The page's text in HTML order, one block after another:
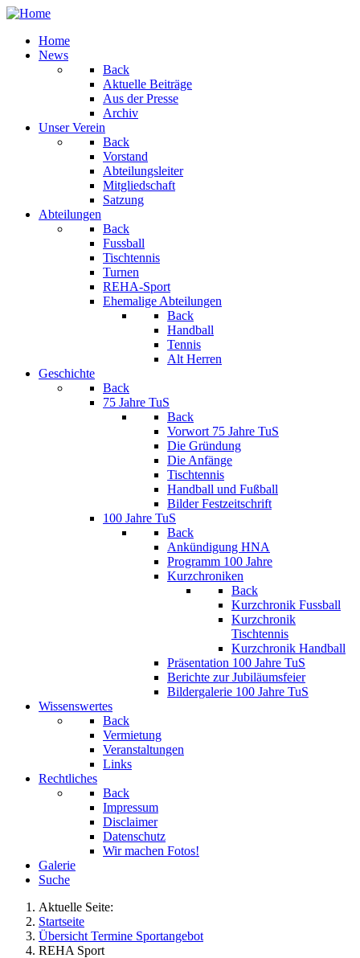
Home
News
Back
Aktuelle Beiträge
Aus der Presse
Archiv
Unser Verein
Back
Vorstand
Abteilungsleiter
Mitgliedschaft
Satzung
Abteilungen
Back
Fussball
Tischtennis
Turnen
REHA-Sport
Ehemalige Abteilungen
Back
Handball
Tennis
Alt Herren
Geschichte
Back
75 Jahre TuS
Back
Vorwort 75 Jahre TuS
Die Gründung
Die Anfänge
Tischtennis
Handball und Fußball
Bilder Festzeitschrift
100 Jahre TuS
Back
Ankündigung HNA
Programm 100 Jahre
Kurzchroniken
Back
Kurzchronik Fussball
Kurzchronik
Tischtennis
Kurzchronik Handball
Präsentation 100 Jahre TuS
Berichte zur Jubiläumsfeier
Bildergalerie 100 Jahre TuS
Wissenswertes
Back
Vermietung
Veranstaltungen
Links
Rechtliches
Back
Impressum
Disclaimer
Datenschutz
Wir machen Fotos!
Galerie
Suche
Aktuelle Seite:
Startseite
Übersicht Termine Sportangebot
REHA Sport